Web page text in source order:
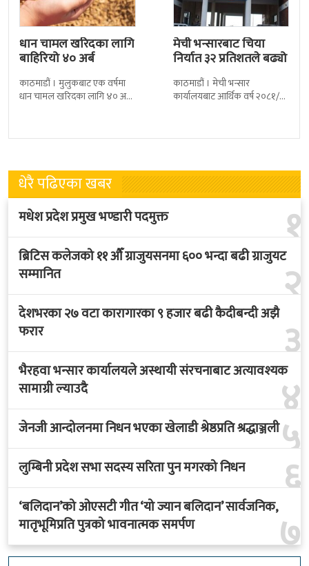
धान चामल खरिदका लागि
बाहिरियो ४० अर्ब
काठमाडौं । मुलुकबाट एक वर्षमा
धान चामल खरिदका लागि ४० अर्ब
मेची भन्सारबाट चिया
निर्यात ३२ प्रतिशतले बढ्यो
काठमाडौं । मेची भन्सार
कार्यालयबाट आर्थिक वर्ष २०८१/८२
तथ्याङ्कानुसार
धेरै पढिएका खबर
१
मधेश प्रदेश प्रमुख भण्डारी पदमुक्त
२
ब्रिटिस कलेजको ११ औँ ग्राजुयसनमा ६०० भन्दा बढी ग्राजुयट
सम्मानित
३
देशभरका २७ वटा कारागारका ९ हजार बढी कैदीबन्दी अझै
फरार
४
भैरहवा भन्सार कार्यालयले अस्थायी संरचनाबाट अत्यावश्यक
सामाग्री ल्याउदै
५
जेनजी आन्दोलनमा निधन भएका खेलाडी श्रेष्ठप्रति श्रद्धाञ्जली
६
लुम्बिनी प्रदेश सभा सदस्य सरिता पुन मगरको निधन
७
‘बलिदान’को ओएसटी गीत ‘यो ज्यान बलिदान’ सार्वजनिक,
मातृभूमिप्रति पुत्रको भावनात्मक समर्पण